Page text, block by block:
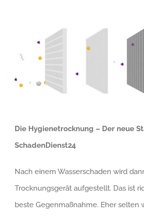
Die Hygienetrocknung – Der neue
SchadenDienst24
Nach einem Wasserschaden wird
Trocknungsgerät aufgestellt. Das ist
beste Gegenmaßnahme. Eher selten